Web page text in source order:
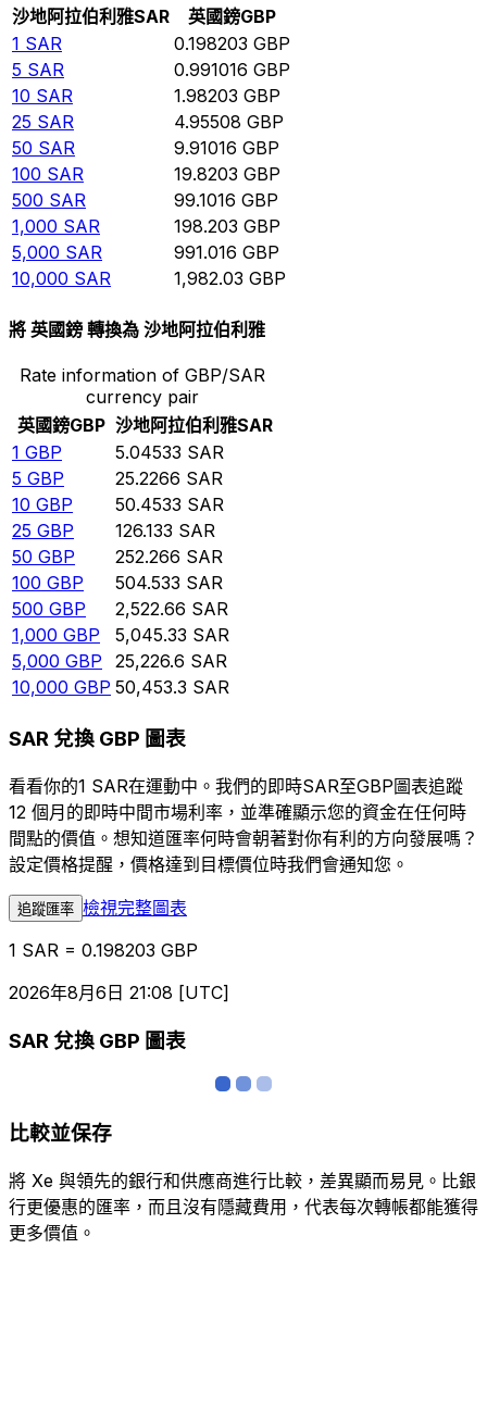
沙地阿拉伯利雅SAR 英國鎊GBP
1 SAR 0.198203 GBP
5 SAR 0.991016 GBP
10 SAR 1.98203 GBP
25 SAR 4.95508 GBP
50 SAR 9.91016 GBP
100 SAR 19.8203 GBP
500 SAR 99.1016 GBP
1,000 SAR 198.203 GBP
5,000 SAR 991.016 GBP
10,000 SAR 1,982.03 GBP
將 英國鎊 轉換為 沙地阿拉伯利雅
Rate information of GBP/SAR
currency pair
英國鎊GBP 沙地阿拉伯利雅SAR
1 GBP 5.04533 SAR
5 GBP 25.2266 SAR
10 GBP 50.4533 SAR
25 GBP 126.133 SAR
50 GBP 252.266 SAR
100 GBP 504.533 SAR
500 GBP 2,522.66 SAR
1,000 GBP 5,045.33 SAR
5,000 GBP 25,226.6 SAR
10,000 GBP 50,453.3 SAR
SAR 兌換 GBP 圖表
看看你的1 SAR在運動中。我們的即時SAR至GBP圖表追蹤
12 個月的即時中間市場利率，並準確顯示您的資金在任何時
間點的價值。想知道匯率何時會朝著對你有利的方向發展嗎？
設定價格提醒，價格達到目標價位時我們會通知您。
追蹤匯率 檢視完整圖表
1 SAR = 0.198203 GBP
2026年8月6日 21:08 [UTC]
SAR 兌換 GBP 圖表
比較並保存
將 Xe 與領先的銀行和供應商進行比較，差異顯而易見。比銀
行更優惠的匯率，而且沒有隱藏費用，代表每次轉帳都能獲得
更多價值。